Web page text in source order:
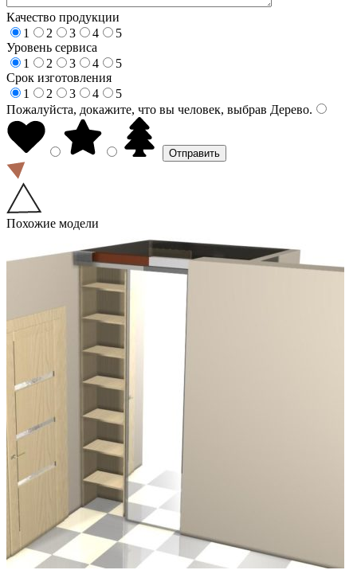
Качество продукции
1
2 3 4
5
Уровень сервиса
1
2 3 4
5
Срок изготовления
1
2 3 4
5
Пожалуйста, докажите, что вы человек, выбрав Дерево.
Похожие модели